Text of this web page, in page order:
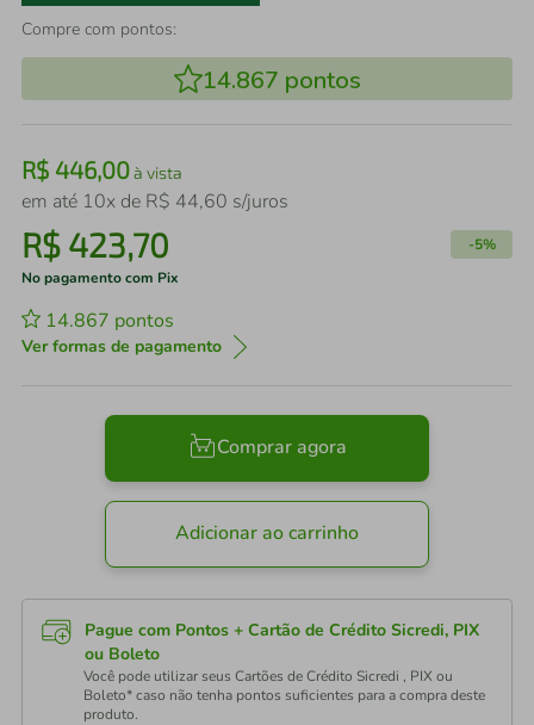
Compre com pontos:
14.867 pontos
R$ 446,00à vista
em até 10x de R$ 44,60 s/juros
R$ 423,70 -5%
No pagamento com Pix
14.867 pontos
Ver formas de pagamento
Comprar agora
Adicionar ao carrinho
Pague com Pontos + Cartão de Crédito Sicredi, PIX
ou Boleto
Você pode utilizar seus Cartões de Crédito Sicredi , PIX ou
Boleto* caso não tenha pontos suficientes para a compra deste
produto.